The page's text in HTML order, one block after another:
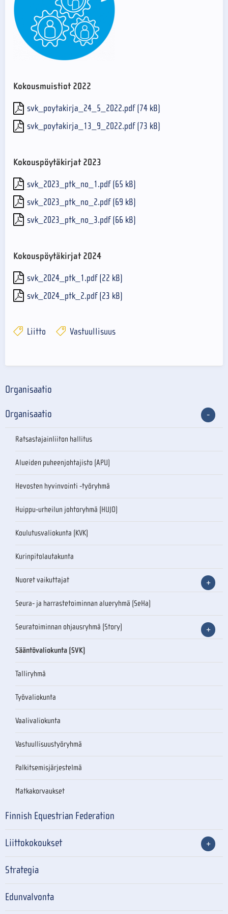
Kokousmuistiot 2022
svk_poytakirja_24_5_2022.pdf (74 kB)
svk_poytakirja_13_9_2022.pdf (73 kB)
Kokouspöytäkirjat 2023
svk_2023_ptk_no_1.pdf (65 kB)
svk_2023_ptk_no_2.pdf (69 kB)
svk_2023_ptk_no_3.pdf (66 kB)
Kokouspöytäkirjat 2024
svk_2024_ptk_1.pdf (22 kB)
svk_2024_ptk_2.pdf (23 kB)
Liitto Vastuullisuus
Organisaatio
Organisaatio
Ratsastajainliiton hallitus
Alueiden puheenjohtajisto (APU)
Hevosten hyvinvointi -työryhmä
Huippu-urheilun johtoryhmä (HUJO)
Koulutusvaliokunta (KVK)
Kurinpitolautakunta
Nuoret vaikuttajat
Seura- ja harrastetoiminnan alueryhmä (SeHa)
Seuratoiminnan ohjausryhmä (Story)
Sääntövaliokunta (SVK)
Talliryhmä
Työvaliokunta
Vaalivaliokunta
Vastuullisuustyöryhmä
Palkitsemisjärjestelmä
Matkakorvaukset
Finnish Equestrian Federation
Liittokokoukset
Strategia
Edunvalvonta